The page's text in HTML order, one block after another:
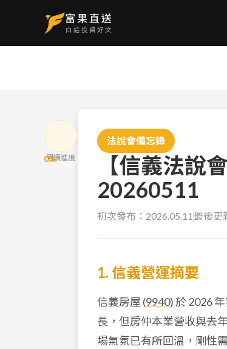
0%
閱讀進度
法說會備忘錄
【信義法說
20260511
初次發布： 2026.05.11 最後更
1. 信義營運摘要
信義房屋 (9940) 於 2026
長，但房仲本業營收與去
場氣氛已有所回溫，剛性